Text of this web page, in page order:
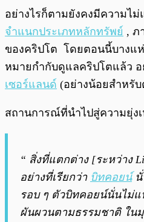
อย่างไรก็ตามยังคงมีความไ
จำแนกประเภทหลักทรัพย์ , ภ
ของคริปโต โดยตอนนี้บางแ
หมายกำกับดูแลคริปโตแล้ว อ
เซอร์แลนด์ (อย่างน้อยสำหรั
สถานการณ์ที่นำไปสู่ความยุ่งเ
“ สิ่งที่แตกต่าง [ระหว่าง
อย่างที่เรียกว่า บิทคอยน์นั่
รอบ ๆ ตัวบิทคอยน์นั่นไม่
ผันผวนตามธรรมชาติ ใน